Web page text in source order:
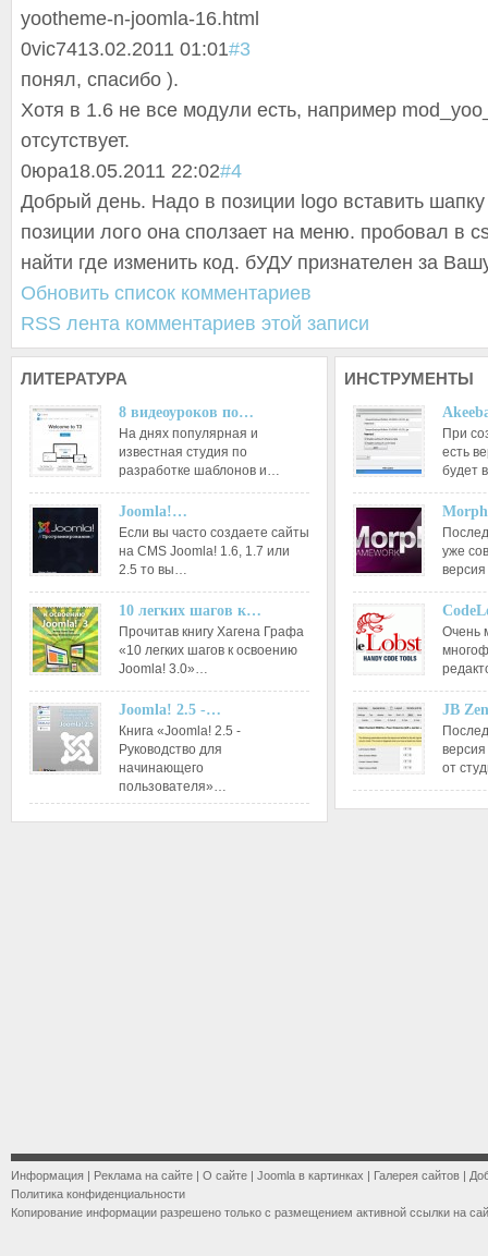
yootheme-n-joomla-16.html
0vic7413.02.2011 01:01#3
понял, спасибо ).
Хотя в 1.6 не все модули есть, например
отсутствует.
0юра18.05.2011 22:02#4
Добрый день. Надо в позиции logo вставить
позиции лого она сползает на меню. пробовал в
найти где изменить код. бУДУ признателен за
Обновить список комментариев
RSS лента комментариев этой записи
ЛИТЕРАТУРА
8 видеоуроков по…
На днях популярная и
известная студия по
разработке шаблонов и…
Joomla!…
Если вы часто создаете сайты
на CMS Joomla! 1.6, 1.7 или
2.5 то вы…
10 легких шагов к…
Прочитав книгу Хагена Графа
«10 легких шагов к освоению
Joomla! 3.0»…
Joomla! 2.5 -…
Книга «Joomla! 2.5 -
Руководство для
начинающего
пользователя»…
ИНСТРУМЕНТЫ
При
есть
будет
уже
Очень
JB
от
Информация | Реклама на сайте | О сайте | Joomla в картинках | Галерея сайтов |
Политика конфиденциальности
Копирование информации разрешено только с размещением активной ссылки на